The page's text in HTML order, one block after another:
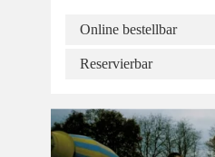
Online bestellbar
Reservierbar